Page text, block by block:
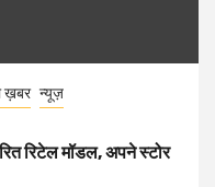
ख़बर न्यूज़
रिटेल मॉडल, अपने स्टोर